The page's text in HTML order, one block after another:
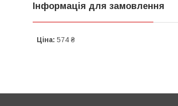
Інформація для замовлення
Ціна: 574 ₴